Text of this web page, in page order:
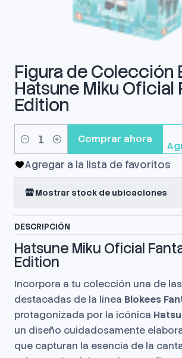
Figura de Colección
Hatsune Miku Oficial
Edition
Cantidad
Comprar ahora
Agregar a la lista de favoritos
Mostrar stock de ubicaciones
DESCRIPCIÓN
Hatsune Miku Oficial
Edition
Incorpora a tu colección una de
destacadas de la línea Blokees
protagonizada por la icónica
un diseño cuidadosamente
que capturan la esencia de la